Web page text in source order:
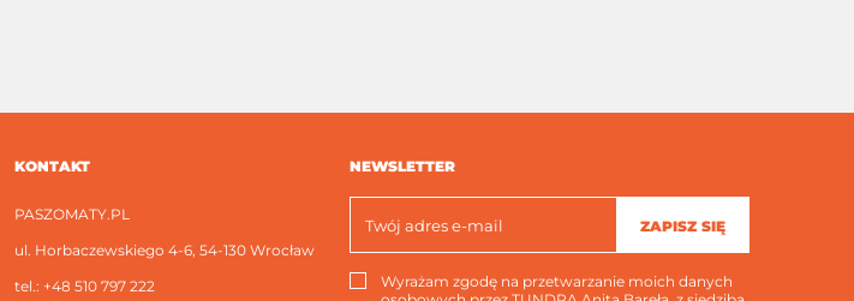
KONTAKT
PASZOMATY.PL
ul. Horbaczewskiego 4-6, 54-130 Wrocław
tel.: +48 510 797 222
NEWSLETTER
ZAPISZ SIĘ
Wyrażam zgodę na przetwarzanie moich danych